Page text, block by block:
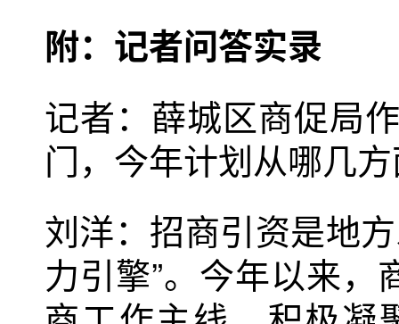
附：记者问答实录
记者：薛城区商促局
门，今年计划从哪几
刘洋：招商引资是地
力引擎”。今年以来，